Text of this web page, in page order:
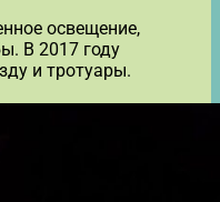
освещение,
В 2017 году
и тротуары.